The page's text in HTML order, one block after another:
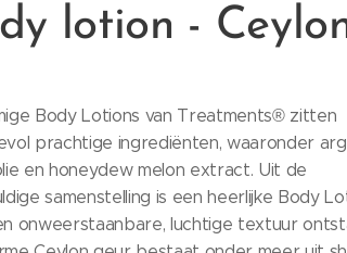
lotion -
Body Lotions van Treatments® zitten
prachtige ingrediënten, waaronder
en honeydew melon extract. Uit de
samenstelling is een heerlijke Body
onweerstaanbare, luchtige textuur